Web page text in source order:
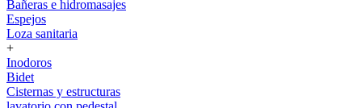
Bañeras e hidromasajes
Espejos
Loza sanitaria
+
Inodoros
Bidet
Cisternas y estructuras